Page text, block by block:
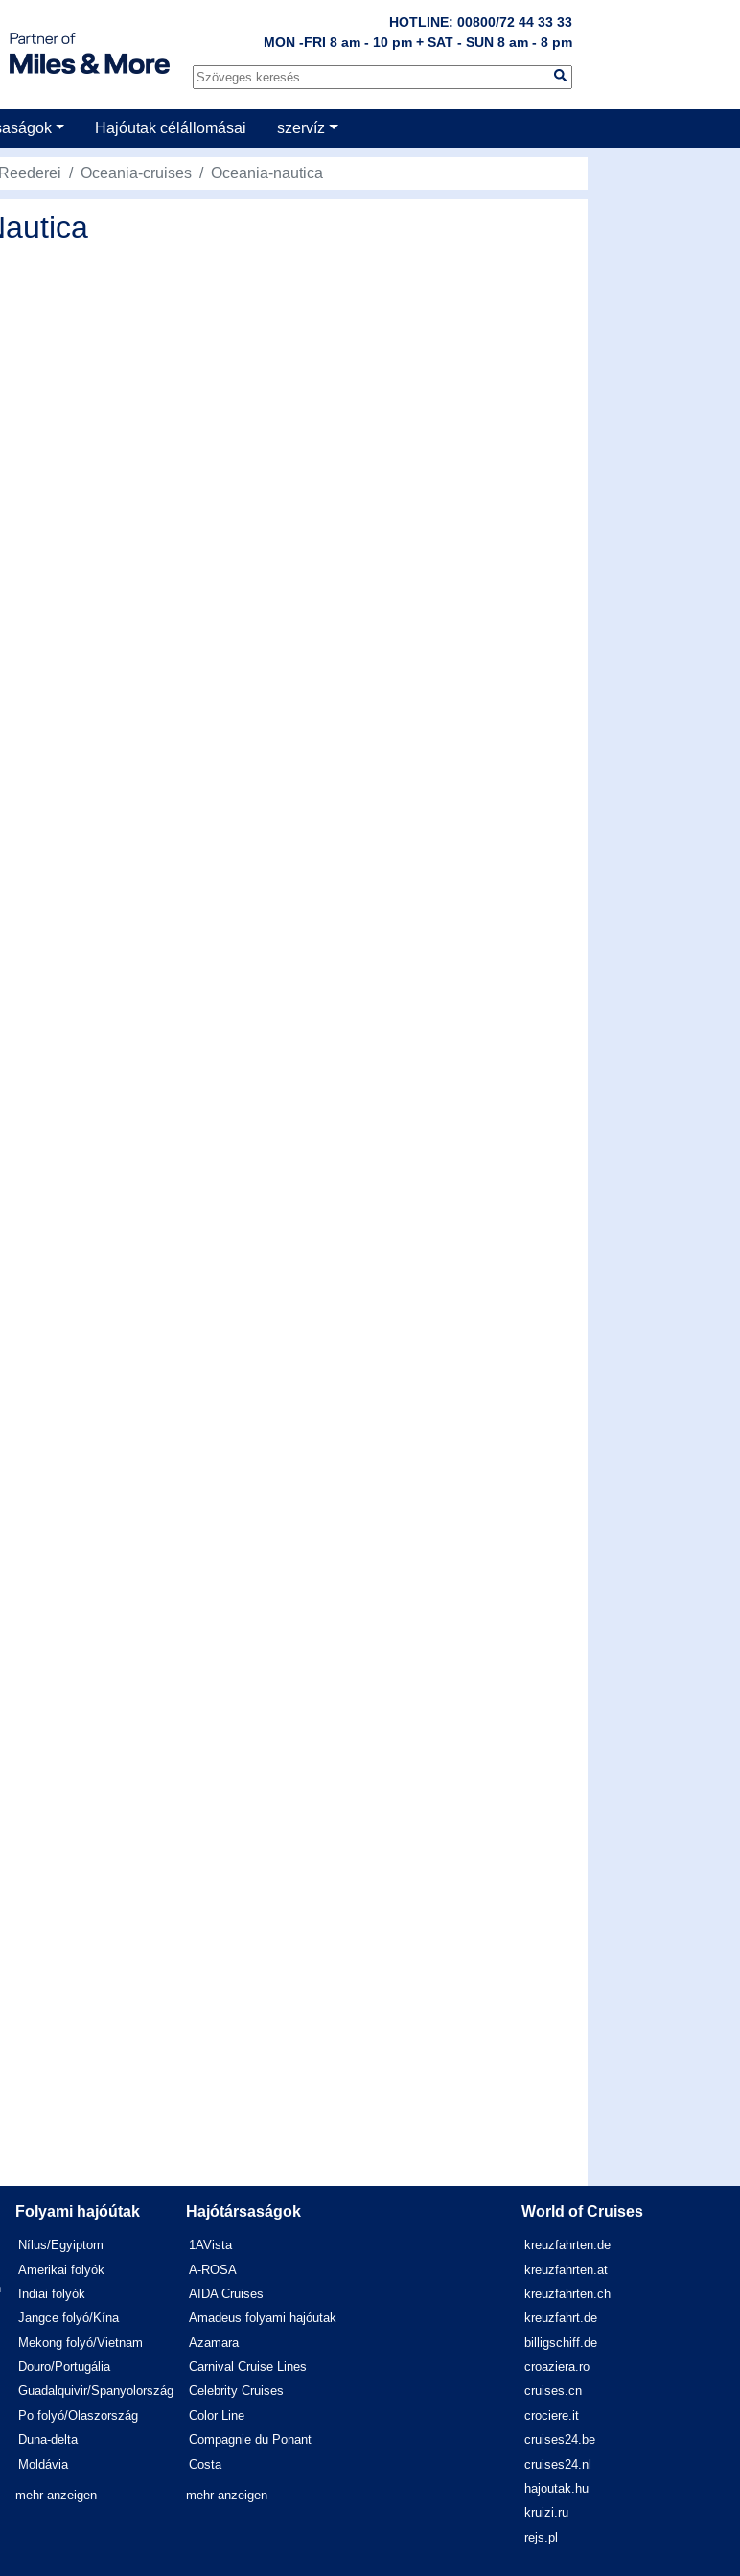
HOTLINE: 00800/72 44 33 33
MON -FRI 8 am - 10 pm + SAT - SUN 8 am - 8 pm
Hajóutak célállomásai szervíz
Reederei Oceania-cruises Oceania-nautica
Folyami hajóútak
Nílus/Egyiptom
Amerikai folyók
Indiai folyók
Jangce folyó/Kína
Mekong folyó/Vietnam
Douro/Portugália
Guadalquivir/Spanyolország
Po folyó/Olaszország
Duna-delta
Moldávia
mehr anzeigen
Hajótársaságok
1AVista
A-ROSA
AIDA Cruises
Amadeus folyami hajóutak
Azamara
Carnival Cruise Lines
Celebrity Cruises
Color Line
Compagnie du Ponant
Costa
mehr anzeigen
World of Cruises
kreuzfahrten.de
kreuzfahrten.at
kreuzfahrten.ch
kreuzfahrt.de
billigschiff.de
croaziera.ro
cruises.cn
crociere.it
cruises24.be
cruises24.nl
hajoutak.hu
kruizi.ru
rejs.pl